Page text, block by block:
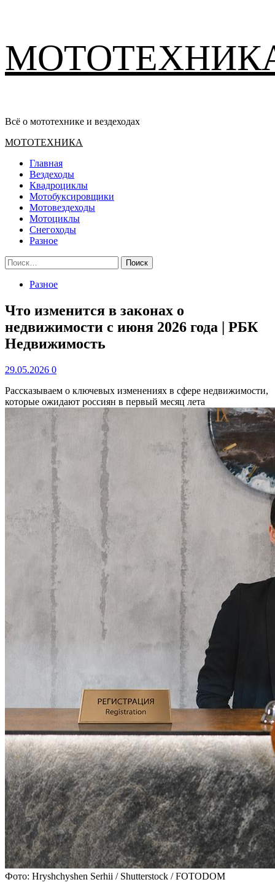
содержимому
Всё о мототехнике и вездеходах
Основное
МОТОТЕХНИКА
Главная
Вездеходы
Квадроциклы
Мотобуксировщики
Мотовездеходы
Мотоциклы
Снегоходы
Разное
Найти:
Разное
Что изменится в законах о
недвижимости с июня 2026 года | РБК
Недвижимость
29.05.2026 0
Рассказываем о ключевых изменениях в сфере недвижимости,
которые ожидают россиян в первый месяц лета
Фото: Hryshchyshen Serhii / Shutterstock / FOTODOM